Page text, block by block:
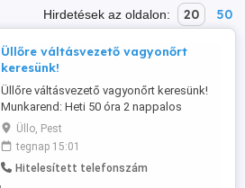
Hirdetések az oldalon: 20 50
Üllőre váltásvezető vagyonőrt
keresünk!
Üllőre váltásvezető vagyonőrt keresünk!
Munkarend: Heti 50 óra 2 nappalos
szolgálat (06: pihenőnap 2 éjszakás
szolgálat (18:00 06:00) Bérezés: Nettó
474.639 Ft hó Feladatok: A szolgálat
folyamatos felügyelete Helyszíni
Üllo, Pest
tegnap 15:01
Hitelesített telefonszám